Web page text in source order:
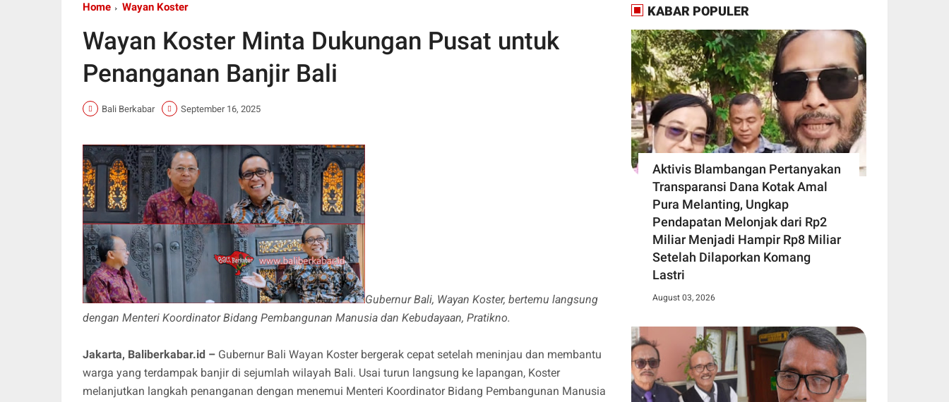
Home Wayan Koster
Wayan Koster Minta Dukungan Pusat untuk
Penanganan Banjir Bali
Bali Berkabar September 16, 2025
Gubernur Bali, Wayan Koster, bertemu langsung
dengan Menteri Koordinator Bidang Pembangunan Manusia dan Kebudayaan, Pratikno.
Jakarta, Baliberkabar.id – Gubernur Bali Wayan Koster bergerak cepat setelah meninjau dan membantu
warga yang terdampak banjir di sejumlah wilayah Bali. Usai turun langsung ke lapangan, Koster
melanjutkan langkah penanganan dengan menemui Menteri Koordinator Bidang Pembangunan Manusia
KABAR POPULER
Aktivis Blambangan Pertanyakan
Transparansi Dana Kotak Amal
Pura Melanting, Ungkap
Pendapatan Melonjak dari Rp2
Miliar Menjadi Hampir Rp8 Miliar
Setelah Dilaporkan Komang
Lastri
August 03, 2026